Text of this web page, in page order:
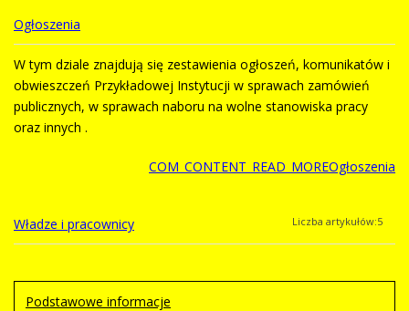
Ogłoszenia
W tym dziale znajdują się zestawienia ogłoszeń, komunikatów i
obwieszczeń Przykładowej Instytucji w sprawach zamówień
publicznych, w sprawach naboru na wolne stanowiska pracy
oraz innych .
COM_CONTENT_READ_MOREOgłoszenia
Władze i pracownicy Liczba artykułów:5
Podstawowe informacje